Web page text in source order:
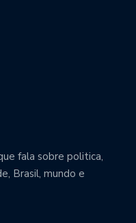
fala sobre politica,
Brasil, mundo e